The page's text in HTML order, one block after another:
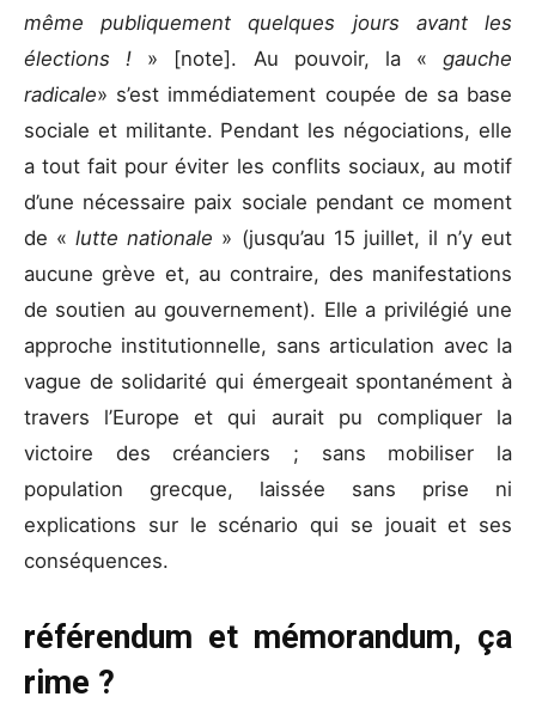
même publiquement quelques jours avant les
élections ! » [note]. Au pouvoir, la « gauche
radicale» s’est immédiatement coupée de sa base
sociale et militante. Pendant les négociations, elle
a tout fait pour éviter les conflits sociaux, au motif
d’une nécessaire paix sociale pendant ce moment
de «lutte nationale » (jusqu’au 15 juillet, il n’y eut
aucune grève et, au contraire, des manifestations
de soutien au gouvernement). Elle a privilégié une
approche institutionnelle, sans articulation avec la
vague de solidarité qui émergeait spontanément à
travers l’Europe et qui aurait pu compliquer la
victoire des créanciers ; sans mobiliser la
population grecque, laissée sans prise ni
explications sur le scénario qui se jouait et ses
conséquences.
référendum et mémorandum, ça
rime ?